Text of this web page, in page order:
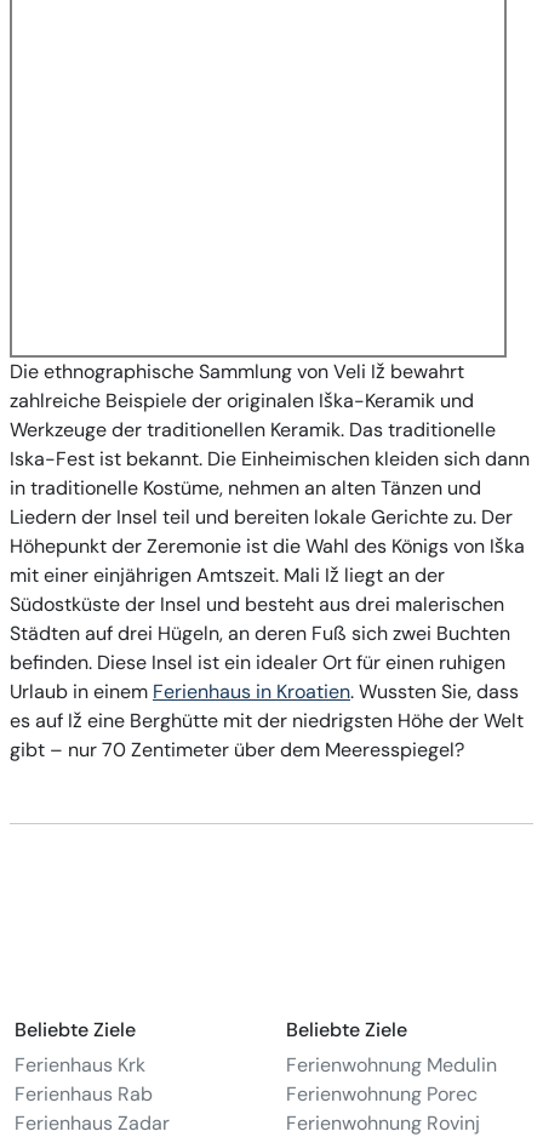
Die ethnographische Sammlung von Veli Iž bewahrt
zahlreiche Beispiele der originalen Iška-Keramik und
Werkzeuge der traditionellen Keramik. Das traditionelle
Iska-Fest ist bekannt. Die Einheimischen kleiden sich dann
in traditionelle Kostüme, nehmen an alten Tänzen und
Liedern der Insel teil und bereiten lokale Gerichte zu. Der
Höhepunkt der Zeremonie ist die Wahl des Königs von Iška
mit einer einjährigen Amtszeit. Mali Iž liegt an der
Südostküste der Insel und besteht aus drei malerischen
Städten auf drei Hügeln, an deren Fuß sich zwei Buchten
befinden. Diese Insel ist ein idealer Ort für einen ruhigen
Urlaub in einem Ferienhaus in Kroatien. Wussten Sie, dass
es auf Iž eine Berghütte mit der niedrigsten Höhe der Welt
gibt – nur 70 Zentimeter über dem Meeresspiegel?
Beliebte Ziele
Ferienhaus Krk
Ferienhaus Rab
Ferienhaus Zadar
Beliebte Ziele
Ferienwohnung Medulin
Ferienwohnung Porec
Ferienwohnung Rovinj